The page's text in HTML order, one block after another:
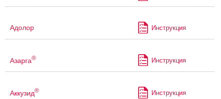
Адолор Инструкция
Азарга® Инструкция
Аккузид® Инструкция